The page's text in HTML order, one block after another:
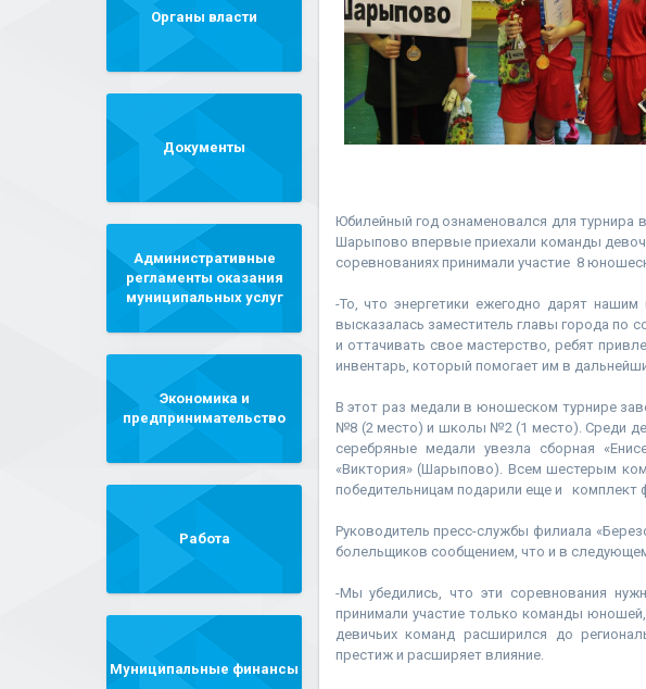
Органы власти
Документы
Административные
регламенты оказания
муниципальных услуг
Экономика и
предпринимательство
Работа
Муниципальные финансы
Юбилейный год ознаменовался для турнира
Шарыпово впервые приехали команды
соревнованиях принимали участие 8
-То, что энергетики ежегодно дарят
высказалась заместитель главы города
и оттачивать свое мастерство, ребят
инвентарь, который помогает им в
В этот раз медали в юношеском турнире
№8 (2 место) и школы №2 (1 место). Среди
серебряные медали увезла сборная
«Виктория» (Шарыпово). Всем шестерым
победительницам подарили еще и комплект
Руководитель пресс-службы филиала
болельщиков сообщением, что и в
-Мы убедились, что эти соревнования
принимали участие только команды
девичьих команд расширился до
престиж и расширяет влияние.